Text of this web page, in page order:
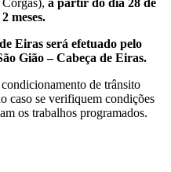
a partir do dia 28 de
meses.
Eiras será efetuado pelo
Gião – Cabeça de Eiras.
de trânsito
caso se verifiquem condições
os trabalhos programados.